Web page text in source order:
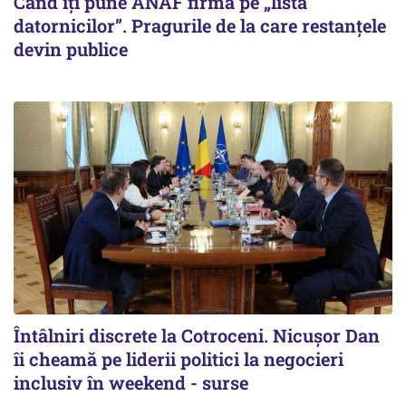
datornicilor”. Pragurile de la care restanțele
devin publice
Întâlniri discrete la Cotroceni. Nicușor Dan
îi cheamă pe liderii politici la negocieri
inclusiv în weekend - surse